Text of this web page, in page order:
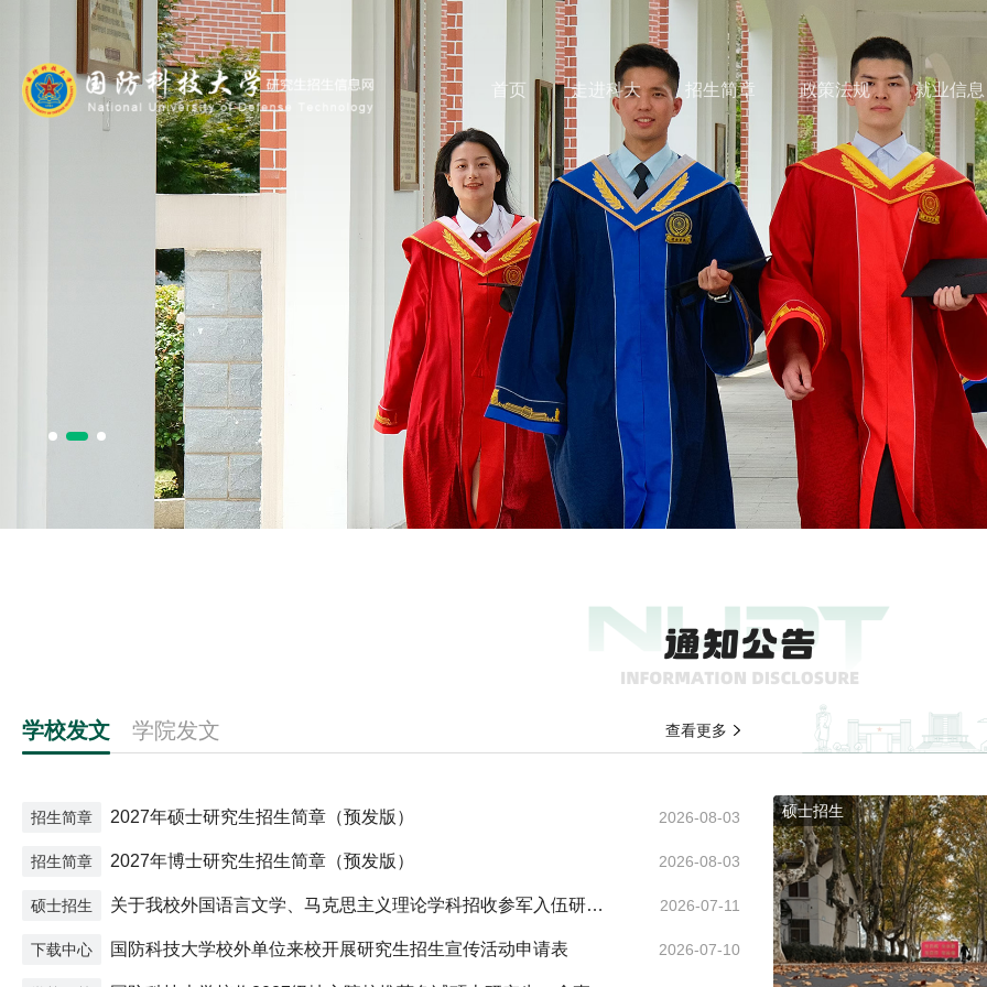
首页 走进科大 招生简章 政策法规 就业信息
学校发文 学院发文 查看更多
招生简章 2027年硕士研究生招生简章（预发版） 2026-08-03
招生简章 2027年博士研究生招生简章（预发版） 2026-08-03
硕士招生
关于我校外国语言文学、马克思主义理论学科招收参军入伍研究
2026-07-11
下载中心 国防科技大学校外单位来校开展研究生招生宣传活动申请表 2026-07-10
硕士招生